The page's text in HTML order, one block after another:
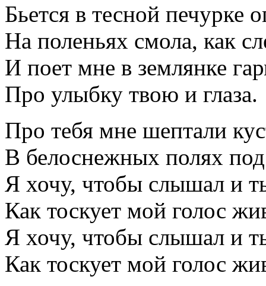
Бьется в тесной печурке
На поленьях смола, как
И поет мне в землянке
Про улыбку твою и глаза.
Про тебя мне шептали
В белоснежных полях
Я хочу, чтобы слышал и
Как тоскует мой голос
Я хочу, чтобы слышал и
Как тоскует мой голос